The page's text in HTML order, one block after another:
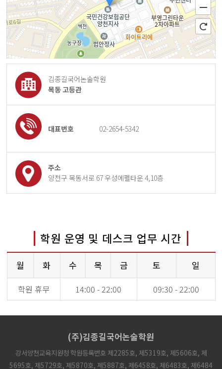
김종길국어논술학원
목동 고등관
대표번호 02-2654-5342
주소
양천구 목동서로 67 우성에펠타운 4,10층
학원 운영 및 데스크 업무 시간
월 화 수 목 금 토 일
학원 휴무 14:00 - 22:00 09:30 - 22:00
(주)김종길국어논술학원
강서양천교육지원청 학원등록번호 제2285호, 제5319호, 제5606호, 제
5695호, 제5729호, 제5870호, 제5887호, 제6458호, 제6483호, 제6484